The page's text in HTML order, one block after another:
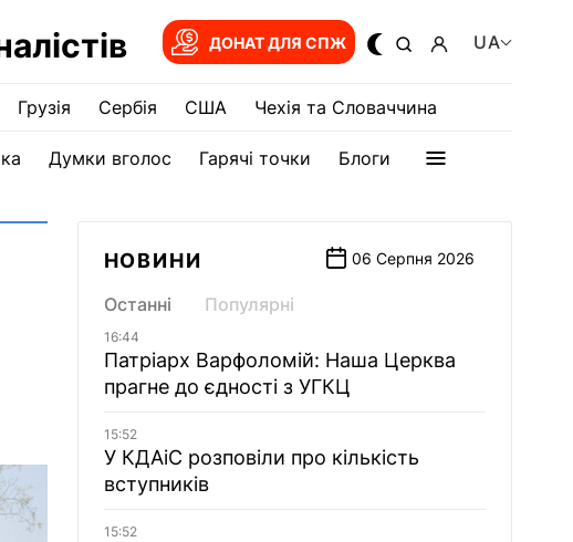
ДОНАТ ДЛЯ СПЖ UA
Грузія Сербія США Чехія та Словаччина
Думки вголос Гарячі точки Блоги
НОВИНИ 06 Серпня 2026
Останні Популярні
16:44
Патріарх Варфоломій: Наша Церква
прагне до єдності з УГКЦ
15:52
У КДАіС розповіли про кількість
вступників
15:52